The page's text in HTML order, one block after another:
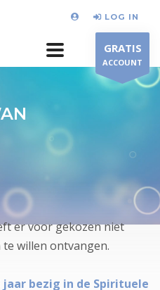
LOG IN
GRATIS
ACCOUNT
er voor gekozen niet
willen ontvangen.
jaar bezig in de Spirituele